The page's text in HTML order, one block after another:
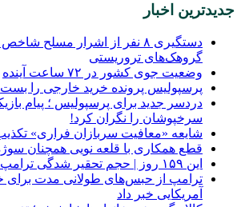
جدیدترین اخبار
دستگیری ۸ نفر از اشرار مسلح
گروهک‌های تروریستی
وضعیت جوی کشور در ۷۲ ساعت آینده
پرسپولیس پرونده خرید خارجی را بست
دردسر جدید برای پرسپولیس ؛ پیام
سرخپوشان را نگران کرد!
شایعه «معافیت سربازان فراری»
قطع همکاری با قلعه نویی همچنان
این ۱۵۹ روز | حجم تحقیر شدگی ترامپ قابل درک نیست
ترامپ از حبس‌های طولانی مدت برای
آمریکایی خبر داد